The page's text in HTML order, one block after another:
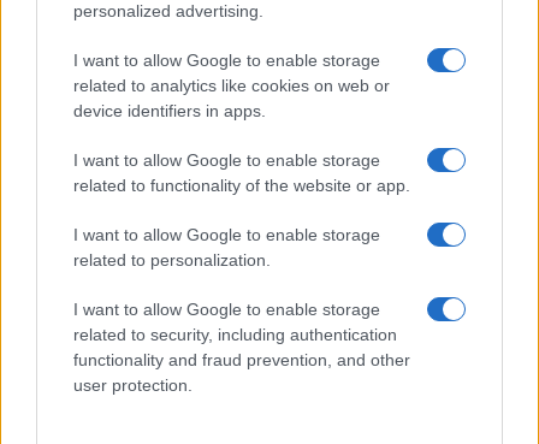
personalized advertising.
I want to allow Google to enable storage
related to analytics like cookies on web or
device identifiers in apps.
I want to allow Google to enable storage
related to functionality of the website or app.
I want to allow Google to enable storage
related to personalization.
I want to allow Google to enable storage
related to security, including authentication
functionality and fraud prevention, and other
user protection.
Washington per la rimozione delle sanzioni
economiche, come lo smantellamento delle armi
chimiche e la lotta ai gruppi terroristici stranieri.
Gli Accordi di Abramo siglati nel 2020 sotto l’egida
della prima amministrazione Trump, sono
serie di trattati di normalizzazione tra
Bahrein, Marocco e, in parte, Sudan e mirano a
favorire cooperazione economica, sicurezza e
diplomazia.
Segnali inequivocabili, che letti in contemporanea,